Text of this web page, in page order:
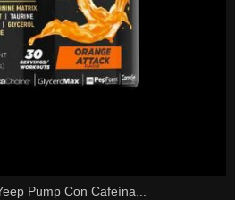
Pump Con Cafeína...